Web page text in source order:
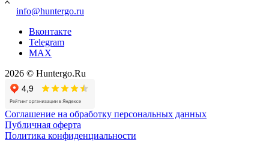
info@huntergo.ru
Вконтакте
Telegram
MAX
2026 © Huntergo.Ru
Соглашение на обработку персональных данных
Публичная оферта
Политика конфиденциальности